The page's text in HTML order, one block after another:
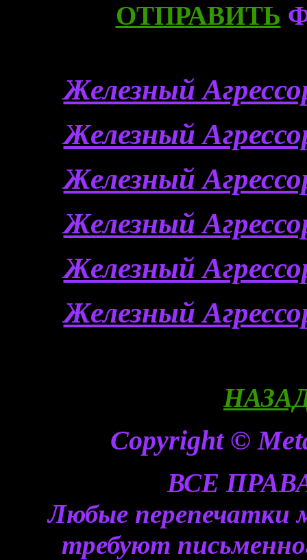
ОТПРАВИТЬ
Железный
Железный
Железный
Железный
Железный
Железный
НАЗАД
Copyright ©
ВСЕ
Любые перепечатки
требуют